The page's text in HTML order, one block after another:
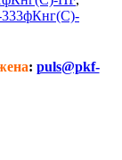
: puls@pkf-